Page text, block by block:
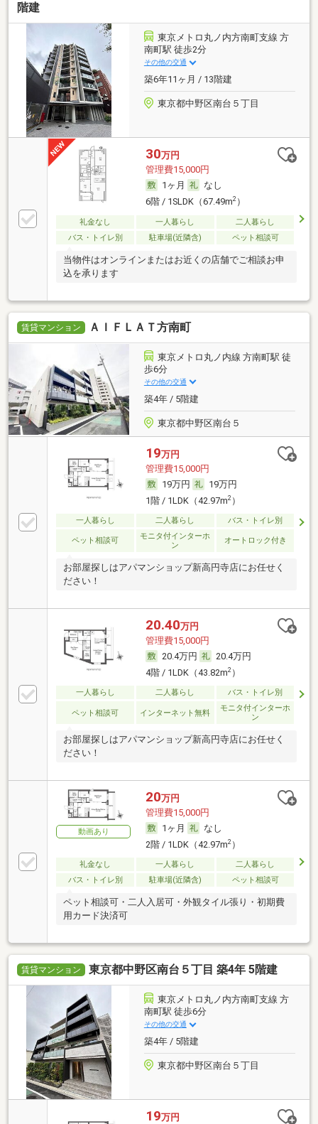
階建
東京メトロ丸ノ内方南町支線 方
南町駅 徒歩2分
その他の交通
築6年11ヶ月 / 13階建
東京都中野区南台５丁目
30万円
管理費15,000円
1ヶ月
なし
6階 / 1SLDK（67.49m2）
礼金なし 一人暮らし
二人暮らし
バス・トイレ別
駐車場(近隣含) ペット相談可
当物件はオンラインまたはお近くの店舗でご相談お申
込を承ります
賃貸マンション ＡＩＦＬＡＴ方南町
東京メトロ丸ノ内線 方南町駅 徒
歩6分
その他の交通
築4年 / 5階建
東京都中野区南台５
19万円
管理費15,000円
19万円
19万円
1階 / 1LDK（42.97m2）
一人暮らし 二人暮らし バス・トイレ別
ペット相談可
モニタ付インターホ
ン
オートロック付き
お部屋探しはアパマンショップ新高円寺店にお任せく
ださい！
20.40万円
管理費15,000円
20.4万円
20.4万円
4階 / 1LDK（43.82m2）
一人暮らし 二人暮らし バス・トイレ別
ペット相談可 インターネット無料
モニタ付インターホ
ン
お部屋探しはアパマンショップ新高円寺店にお任せく
ださい！
動画あり
20万円
管理費15,000円
1ヶ月
なし
2階 / 1LDK（42.97m2）
礼金なし 一人暮らし
二人暮らし
バス・トイレ別
駐車場(近隣含) ペット相談可
ペット相談可・二人入居可・外観タイル張り・初期費
用カード決済可
賃貸マンション 東京都中野区南台５丁目 築4年 5階建
東京メトロ丸ノ内方南町支線 方
南町駅 徒歩6分
その他の交通
築4年 / 5階建
東京都中野区南台５丁目
19万円